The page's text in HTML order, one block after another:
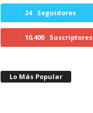
24 Seguidores
10,400 Suscriptores
Lo Más Popular